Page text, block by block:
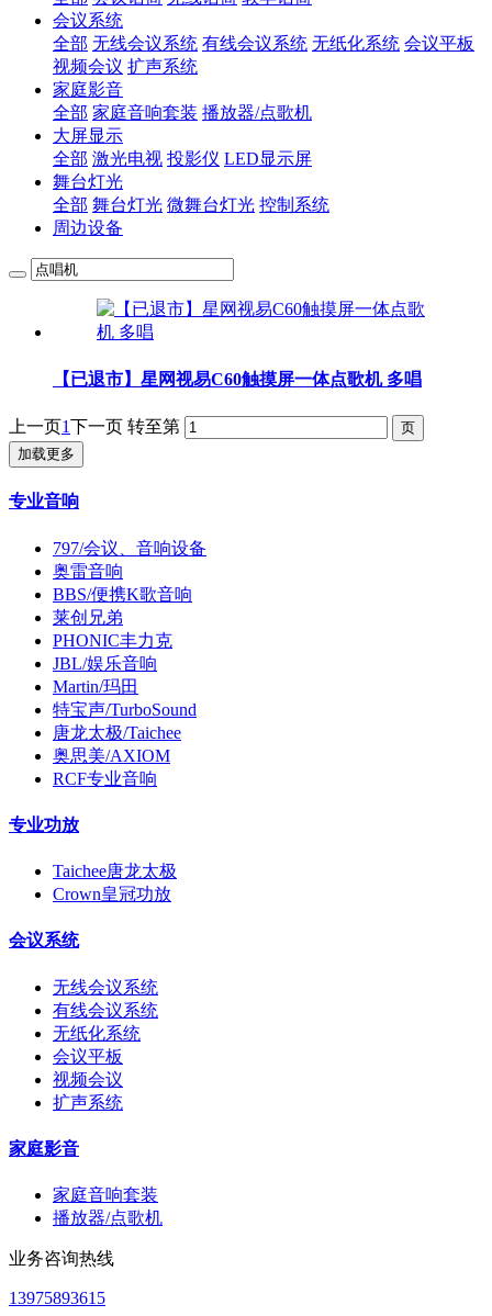
会议系统
全部 无线会议系统 有线会议系统 无纸化系统 会议平板
视频会议 扩声系统
家庭影音
全部 家庭音响套装 播放器/点歌机
大屏显示
全部 激光电视 投影仪 LED显示屏
舞台灯光
全部 舞台灯光 微舞台灯光 控制系统
周边设备
【已退市】星网视易C60触摸屏一体点歌机 多唱
上一页1下一页 转至第
加载更多
专业音响
797/会议、音响设备
奥雷音响
BBS/便携K歌音响
莱创兄弟
PHONIC丰力克
JBL/娱乐音响
Martin/玛田
特宝声/TurboSound
唐龙太极/Taichee
奥思美/AXIOM
RCF专业音响
专业功放
Taichee唐龙太极
Crown皇冠功放
会议系统
无线会议系统
有线会议系统
无纸化系统
会议平板
视频会议
扩声系统
家庭影音
家庭音响套装
播放器/点歌机
业务咨询热线
13975893615